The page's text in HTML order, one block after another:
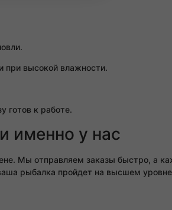
при высокой влажности.
готов к работе.
именно у нас
Мы отправляем заказы быстро, а
рыбалка пройдет на высшем